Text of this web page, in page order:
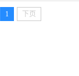
1 下页